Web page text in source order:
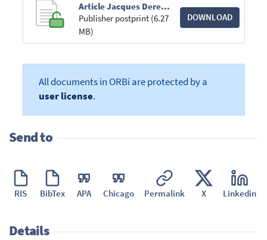
Article Jacques Derenne sur la restitution des aides illégales - Congrès AEA 2000 - Bruylant 2001.pdf
Publisher postprint (6.27
MB)
DOWNLOAD
All documents in ORBi are protected by a
user license.
Send to
RIS BibTex APA Chicago Permalink X Linkedin
Details